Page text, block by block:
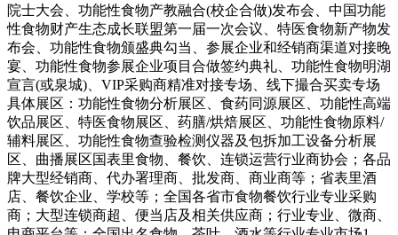
院士大会、功能性食物产教融合(校企合做)发布会、中国功能
性食物财产生态成长联盟第一届一次会议、特医食物新产物发
布会、功能性食物颁盛典勾当、参展企业和经销商渠道对接晚
宴、功能性食物参展企业项目合做签约典礼、功能性食物明湖
宣言(或泉城)、VIP采购商精准对接专场、线下撮合买卖专场
具体展区：功能性食物分析展区、食药同源展区、功能性高端
饮品展区、特医食物展区、药膳/烘焙展区、功能性食物原料/
辅料展区、功能性食物查验检测仪器及包拆加工设备分析展
区、曲播展区国表里食物、餐饮、连锁运营行业商协会；各品
牌大型经销商、代办署理商、批发商、商业商等；省表里酒
店、餐饮企业、学校等；全国各省市食物餐饮行业专业采购
商；大型连锁商超、便当店及相关供应商；行业专业、微商、